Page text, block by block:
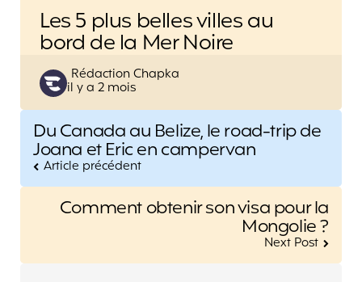
Les 5 plus belles villes au
bord de la Mer Noire
Posted
by
Rédaction Chapka
il y a 2 mois
Post
navigation
Du Canada au Belize, le road-trip de
Joana et Eric en campervan
Article précédent
Comment obtenir son visa pour la
Mongolie ?
Next Post